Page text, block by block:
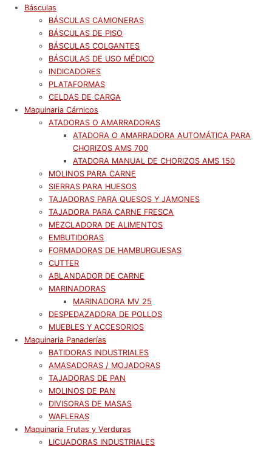
Básculas
BÁSCULAS CAMIONERAS
BÁSCULAS DE PISO
BÁSCULAS COLGANTES
BÁSCULAS DE USO MÉDICO
INDICADORES
PLATAFORMAS
CELDAS DE CARGA
Maquinaria Cárnicos
ATADORAS O AMARRADORAS
ATADORA O AMARRADORA AUTOMÁTICA PARA
CHORIZOS AMS 700
ATADORA MANUAL DE CHORIZOS AMS 150
MOLINOS PARA CARNE
SIERRAS PARA HUESOS
TAJADORAS PARA QUESOS Y JAMONES
TAJADORA PARA CARNE FRESCA
MEZCLADORA DE ALIMENTOS
EMBUTIDORAS
FORMADORAS DE HAMBURGUESAS
CUTTER
ABLANDADOR DE CARNE
MARINADORAS
MARINADORA MV 25
DESPEDAZADORA DE POLLOS
MUEBLES Y ACCESORIOS
Maquinaria Panaderías
BATIDORAS INDUSTRIALES
AMASADORAS / MOJADORAS
TAJADORAS DE PAN
MOLINOS DE PAN
DIVISORAS DE MASAS
WAFLERAS
Maquinaria Frutas y Verduras
LICUADORAS INDUSTRIALES